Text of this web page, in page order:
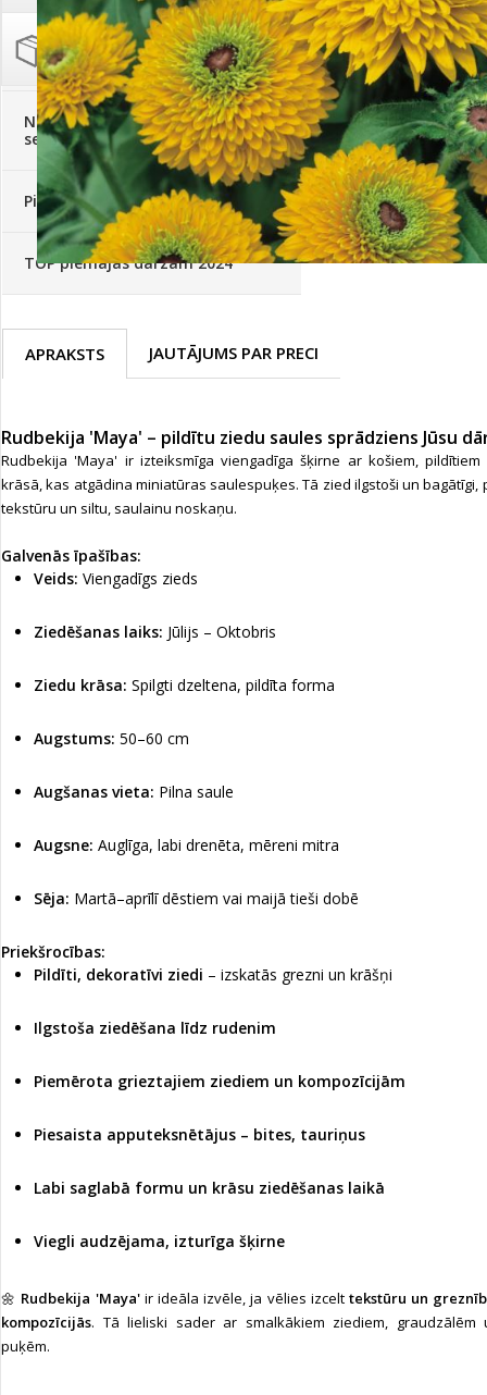
Palīglīdzekļi augu audzēšanai(72)
Klientu Diena
Novatec - izcils mēslošanai arī
sezonas otrajā pusē!
Piedāvājums ābeļdārziem
TOP piemājas dārzam 2024
APRAKSTS JAUTĀJUMS PAR PRECI
Rudbekija 'Maya' – pildītu ziedu saules sprādziens Jūsu
Rudbekija 'Maya' ir izteiksmīga viengadīga šķirne ar košiem,
krāsā, kas atgādina miniatūras saulespuķes. Tā zied ilgstoši un bagātīgi,
tekstūru un siltu, saulainu noskaņu.
Galvenās īpašības:
Veids: Viengadīgs zieds
Ziedēšanas laiks: Jūlijs – Oktobris
Ziedu krāsa: Spilgti dzeltena, pildīta forma
Augstums: 50–60 cm
Augšanas vieta: Pilna saule
Augsne: Auglīga, labi drenēta, mēreni mitra
Sēja: Martā–aprīlī dēstiem vai maijā tieši dobē
Priekšrocības:
Pildīti, dekoratīvi ziedi – izskatās grezni un krāšņi
Ilgstoša ziedēšana līdz rudenim
Piemērota grieztajiem ziediem un kompozīcijām
Piesaista apputeksnētājus – bites, tauriņus
Labi saglabā formu un krāsu ziedēšanas laikā
Viegli audzējama, izturīga šķirne
🌼 Rudbekija 'Maya'ir ideāla izvēle, ja vēlies izcelt tekstūru un
kompozīcijās. Tā lieliski sader ar smalkākiem ziediem, graudzālēm
puķēm.